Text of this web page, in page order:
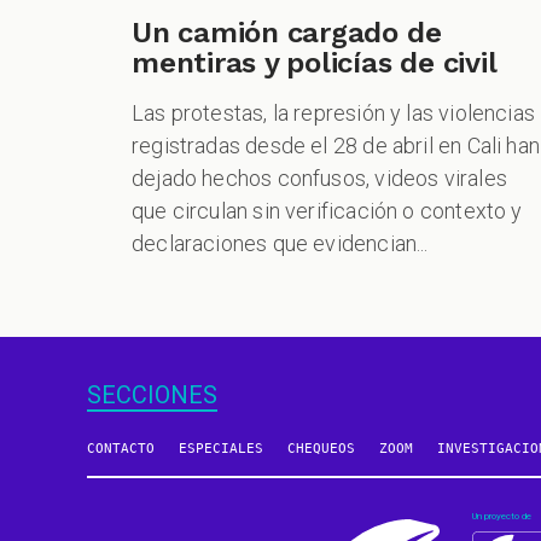
Un camión cargado de
mentiras y policías de civil
Las protestas, la represión y las violencias
registradas desde el 28 de abril en Cali han
dejado hechos confusos, videos virales
que circulan sin verificación o contexto y
declaraciones que evidencian...
SECCIONES
CONTACTO ESPECIALES CHEQUEOS ZOOM
Un proyecto de